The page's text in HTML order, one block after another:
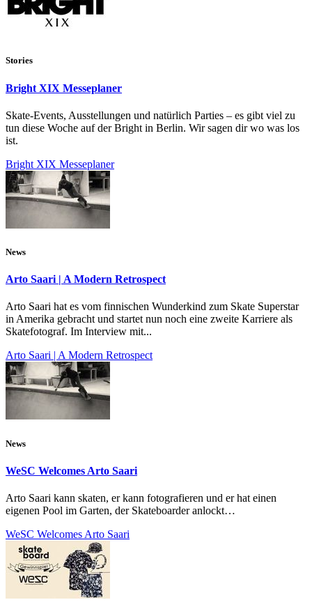
Stories
Bright XIX Messeplaner
Skate-Events, Ausstellungen und natürlich Parties – es gibt viel zu
tun diese Woche auf der Bright in Berlin. Wir sagen dir wo was los
ist.
Bright XIX Messeplaner
News
Arto Saari | A Modern Retrospect
Arto Saari hat es vom finnischen Wunderkind zum Skate Superstar
in Amerika gebracht und startet nun noch eine zweite Karriere als
Skatefotograf. Im Interview mit...
Arto Saari | A Modern Retrospect
News
WeSC Welcomes Arto Saari
Arto Saari kann skaten, er kann fotografieren und er hat einen
eigenen Pool im Garten, der Skateboarder anlockt…
WeSC Welcomes Arto Saari